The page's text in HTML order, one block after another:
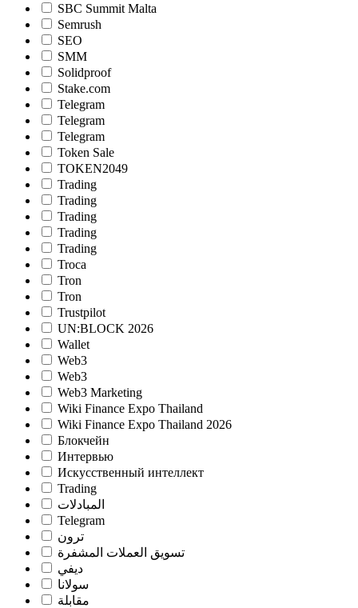
SBC Summit Malta
Semrush
SEO
SMM
Solidproof
Stake.com
Telegram
Telegram
Telegram
Token Sale
TOKEN2049
Trading
Trading
Trading
Trading
Trading
Troca
Tron
Tron
Trustpilot
UN:BLOCK 2026
Wallet
Web3
Web3
Web3 Marketing
Wiki Finance Expo Thailand
Wiki Finance Expo Thailand 2026
Блокчейн
Интервью
Искусственный интеллект
Trading
المبادلات
Telegram
ترون
تسويق العملات المشفرة
ديفي
سولانا
مقابلة